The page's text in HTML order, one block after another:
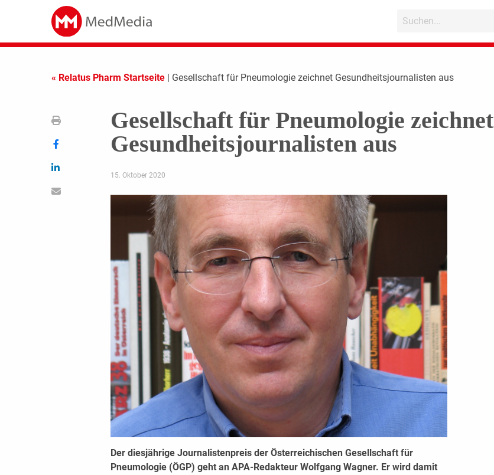
« Relatus Pharm Startseite | Gesellschaft für Pneumologie zeichnet Gesundheitsjournalisten aus
Gesellschaft für Pneumologie zeichnet
Gesundheitsjournalisten aus
15. Oktober 2020
Der diesjährige Journalistenpreis der Österreichischen Gesellschaft für
Pneumologie (ÖGP) geht an APA-Redakteur Wolfgang Wagner. Er wird damit